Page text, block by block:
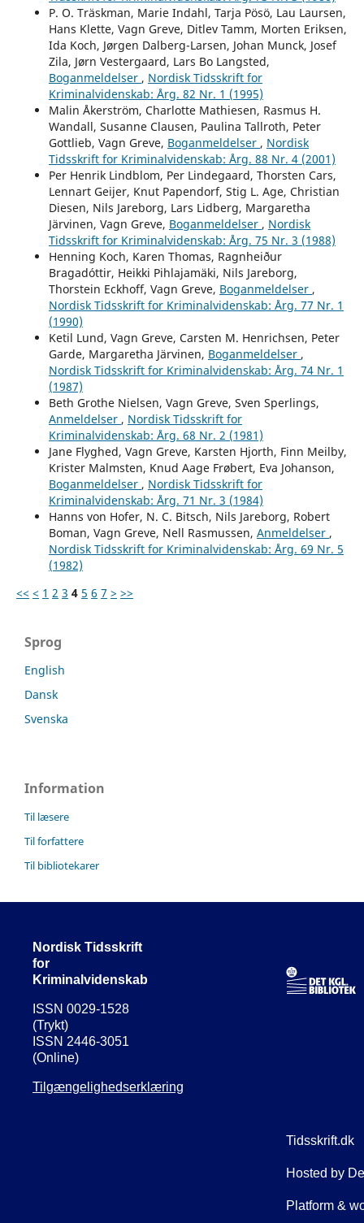
P. O. Träskman, Marie Indahl, Tarja Pösö, Lau Laursen,
Hans Klette, Vagn Greve, Ditlev Tamm, Morten Eriksen,
Ida Koch, Jørgen Dalberg-Larsen, Johan Munck, Josef
Zila, Jørn Vestergaard, Lars Bo Langsted,
Boganmeldelser , Nordisk Tidsskrift for
Kriminalvidenskab: Årg. 82 Nr. 1 (1995)
Malin Åkerström, Charlotte Mathiesen, Rasmus H.
Wandall, Susanne Clausen, Paulina Tallroth, Peter
Gottlieb, Vagn Greve, Boganmeldelser , Nordisk
Tidsskrift for Kriminalvidenskab: Årg. 88 Nr. 4 (2001)
Per Henrik Lindblom, Per Lindegaard, Thorsten Cars,
Lennart Geijer, Knut Papendorf, Stig L. Age, Christian
Diesen, Nils Jareborg, Lars Lidberg, Margaretha
Järvinen, Vagn Greve, Boganmeldelser , Nordisk
Tidsskrift for Kriminalvidenskab: Årg. 75 Nr. 3 (1988)
Henning Koch, Karen Thomas, Ragnheiður
Bragadóttir, Heikki Pihlajamäki, Nils Jareborg,
Thorstein Eckhoff, Vagn Greve, Boganmeldelser ,
Nordisk Tidsskrift for Kriminalvidenskab: Årg. 77 Nr. 1
(1990)
Ketil Lund, Vagn Greve, Carsten M. Henrichsen, Peter
Garde, Margaretha Järvinen, Boganmeldelser ,
Nordisk Tidsskrift for Kriminalvidenskab: Årg. 74 Nr. 1
(1987)
Beth Grothe Nielsen, Vagn Greve, Sven Sperlings,
Anmeldelser , Nordisk Tidsskrift for
Kriminalvidenskab: Årg. 68 Nr. 2 (1981)
Jane Flyghed, Vagn Greve, Karsten Hjorth, Finn Meilby,
Krister Malmsten, Knud Aage Frøbert, Eva Johanson,
Boganmeldelser , Nordisk Tidsskrift for
Kriminalvidenskab: Årg. 71 Nr. 3 (1984)
Hanns von Hofer, N. C. Bitsch, Nils Jareborg, Robert
Boman, Vagn Greve, Nell Rasmussen, Anmeldelser ,
Nordisk Tidsskrift for Kriminalvidenskab: Årg. 69 Nr. 5
(1982)
<< < 1 2 3 4 5 6 7 > >>
Sprog
English
Dansk
Svenska
Information
Til læsere
Til forfattere
Til bibliotekarer
Nordisk Tidsskrift
for
Kriminalvidenskab
ISSN 0029-1528
(Trykt)
ISSN 2446-3051
(Online)
Tilgængelighedserklæring